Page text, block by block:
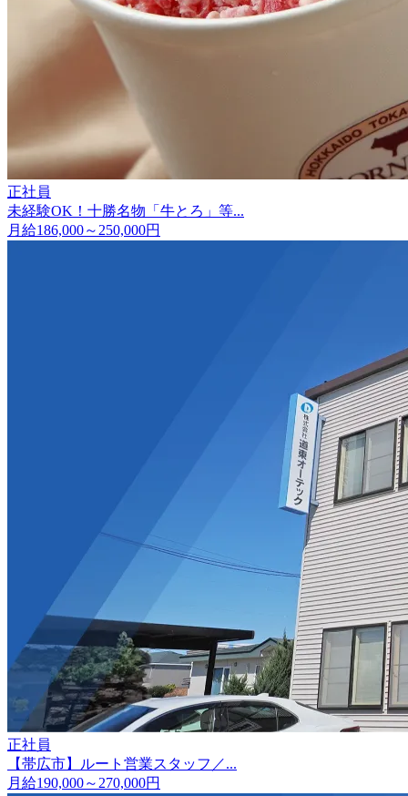
正社員
未経験OK！十勝名物「牛とろ」等...
月給186,000～250,000円
正社員
【帯広市】ルート営業スタッフ／...
月給190,000～270,000円